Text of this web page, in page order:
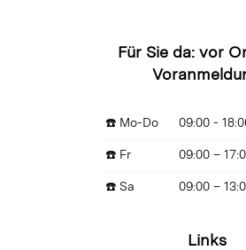
Für Sie da: vor
☎️ Mo-Do 09:00 -
☎️ Fr 09:00 –
☎️ Sa 09:00 –
Links